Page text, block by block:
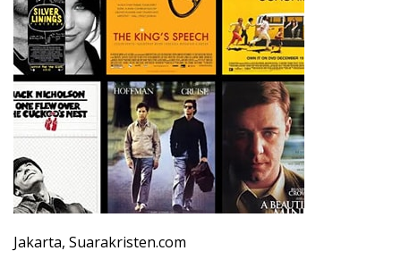
Jakarta, Suarakristen.com